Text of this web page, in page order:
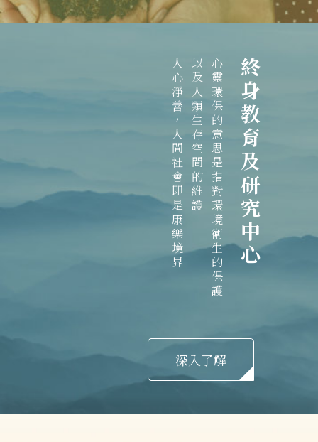
終身教育及研究中心
心靈環保的意思是指對環境衛生的保護
以及人類生存空間的維護
人心淨善，人間社會即是康樂境界
深入了解